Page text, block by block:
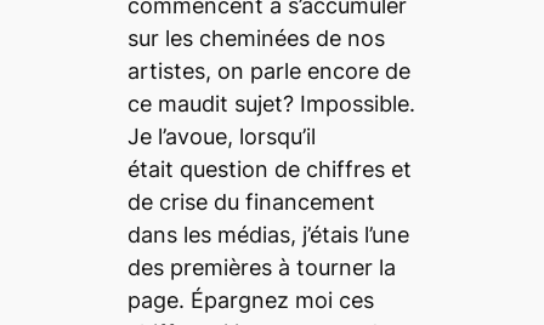
commencent à s’accumuler
sur les cheminées de nos
artistes, on parle encore de
ce maudit sujet? Impossible.
Je l’avoue, lorsqu’il
était question de chiffres et
de crise du financement
dans les médias, j’étais l’une
des premières à tourner la
page. Épargnez moi ces